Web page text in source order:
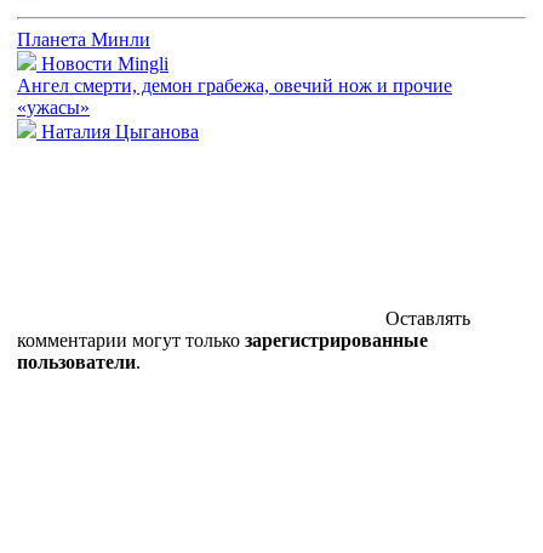
Планета Минли
Новости Mingli
Ангел смерти, демон грабежа, овечий нож и прочие
«ужасы»
Наталия Цыганова
Оставлять
комментарии могут только зарегистрированные
пользователи.